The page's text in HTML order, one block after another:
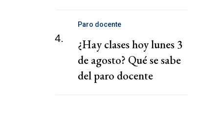
4.
Paro docente
¿Hay clases hoy lunes 3
de agosto? Qué se sabe
del paro docente